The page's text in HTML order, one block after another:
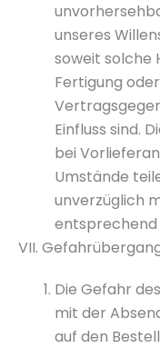
unseres
soweit solche
Fertigung
Einfluss sind.
bei
Umstände
unverzüglich
entsprechend
VII.
Die Gefahr
mit der
auf den